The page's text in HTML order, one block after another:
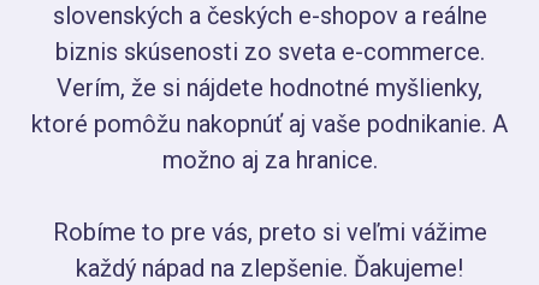
slovenských a českých e-shopov a reálne
biznis skúsenosti zo sveta e-commerce.
Verím, že si nájdete hodnotné myšlienky,
ktoré pomôžu nakopnúť aj vaše podnikanie. A
možno aj za hranice.
Robíme to pre vás, preto si veľmi vážime
každý nápad na zlepšenie. Ďakujeme!